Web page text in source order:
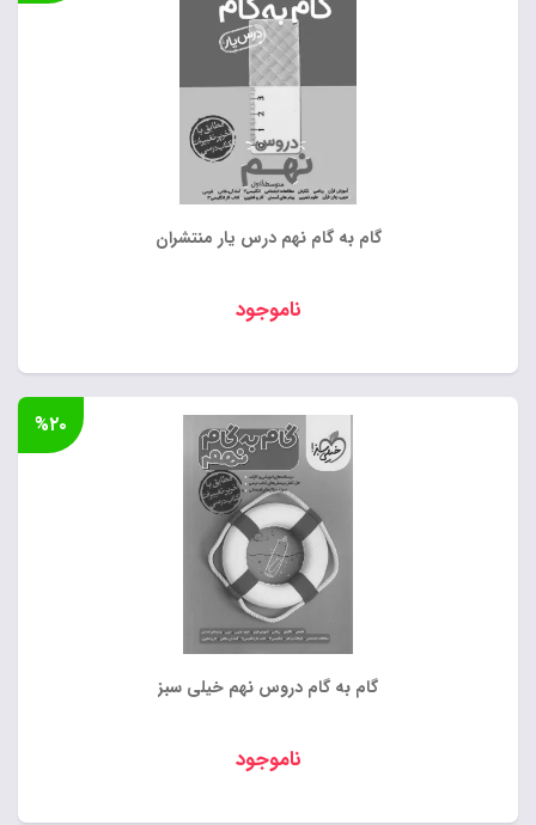
گام به گام نهم درس یار منتشران
ناموجود
گام به گام دروس نهم خیلی سبز
ناموجود
%۲۰